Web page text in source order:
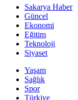
Sakarya Haber
Güncel
Ekonomi
Eğitim
Teknoloji
Siyaset
Yaşam
Sağlık
Spor
Türkiye